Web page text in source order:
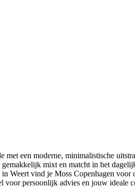
een moderne, minimalistische
mixt en matcht in het
vind je Moss Copenhagen voor
voor persoonlijk advies en jouw ideale